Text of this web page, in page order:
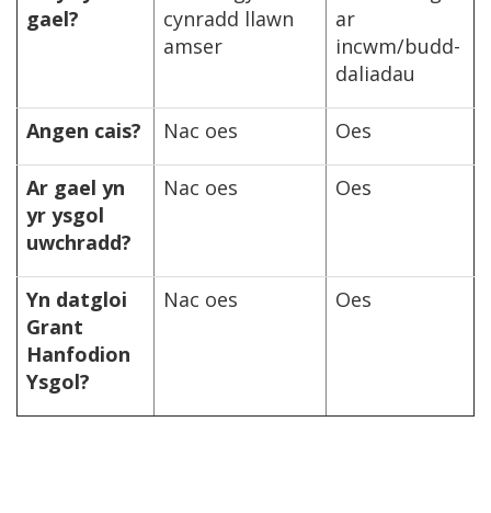
gael?
cynradd llawn
amser
ar
incwm/budd-
daliadau
Angen cais? Nac oes Oes
Ar gael yn
yr ysgol
uwchradd?
Nac oes Oes
Yn datgloi
Grant
Hanfodion
Ysgol?
Nac oes Oes